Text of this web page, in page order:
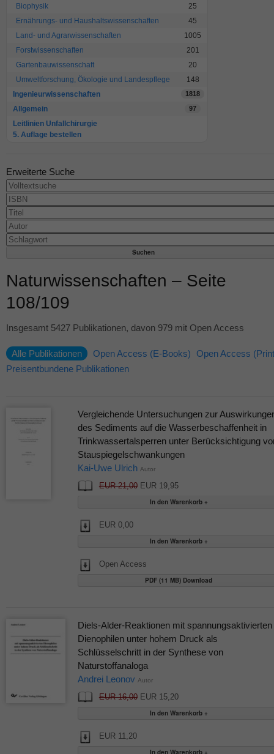
Biophysik
25
Ernährungs- und Haushaltswissenschaften
45
Land- und Agrarwissenschaften
1005
Forstwissenschaften
201
Gartenbauwissenschaft
20
Umweltforschung, Ökologie und Landespflege
148
Ingenieurwissenschaften
1818
Allgemein 97
Leitlinien Unfallchirurgie
5. Auflage bestellen
Erweiterte Suche
Naturwissenschaften – Seite
108/109
Insgesamt 5427 Publikationen, davon 979 mit Open Access
Alle Publikationen Open Access (E-Books)
Open Access
Preisentbundene Publikationen
Vergleichende Untersuchungen zur
des Sediments auf die Wasserbeschaffenheit in
Trinkwassertalsperren unter Berücksichtigung
Stauspiegelschwankungen
Kai-Uwe Ulrich Autor
EUR 21,00EUR 19,95
EUR 0,00
Open Access
PDF (11 MB) Download
Diels-Alder-Reaktionen mit spannungsaktivierten
Dienophilen unter hohem Druck als
Schlüsselschritt in der Synthese von
Naturstoffanaloga
Andrei Leonov Autor
EUR 16,00EUR 15,20
EUR 11,20